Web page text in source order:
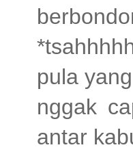
pula
nggak
antar